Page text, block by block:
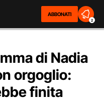
ABBONATI
2
di Nadia
orgoglio:
finita